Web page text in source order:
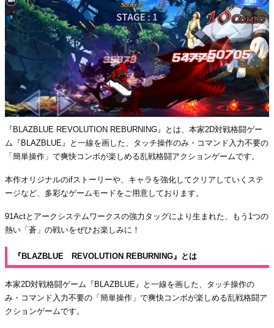
『BLAZBLUE REVOLUTION REBURNING』とは、本家2D対戦格闘ゲー
ム『BLAZBLUE』と一線を画した、タッチ操作のみ・コマンド入力不要の
「簡単操作」で爽快コンボが楽しめる乱戦格闘アクションゲームです。
本作オリジナルのifストーリーや、キャラを強化してクリアしていくステ
ージなど、多彩なゲームモードをご用意しております。
91Actとアークシステムワークスの強力タッグにより生まれた、もう1つの
熱い「蒼」の戦いをぜひお楽しみに！
『BLAZBLUE REVOLUTION REBURNING』とは
本家2D対戦格闘ゲーム『BLAZBLUE』と一線を画した、タッチ操作の
み・コマンド入力不要の「簡単操作」で爽快コンボが楽しめる乱戦格闘ア
クションゲームです。